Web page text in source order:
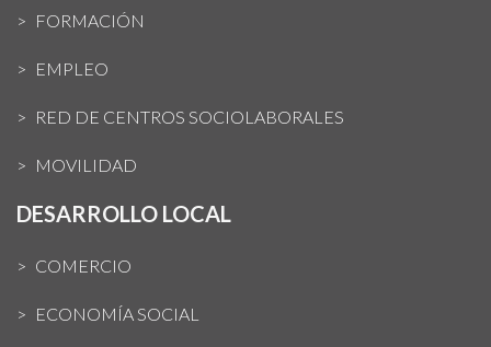
FORMACIÓN
EMPLEO
RED DE CENTROS SOCIOLABORALES
MOVILIDAD
DESARROLLO LOCAL
COMERCIO
ECONOMÍA SOCIAL